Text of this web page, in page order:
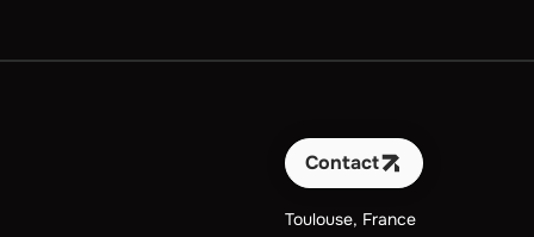
Contact
Toulouse, France